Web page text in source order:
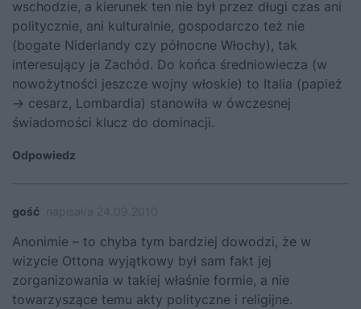
wschodzie, a kierunek ten nie był przez długi czas ani
politycznie, ani kulturalnie, gospodarczo też nie
(bogate Niderlandy czy północne Włochy), tak
interesujący ja Zachód. Do końca średniowiecza (w
nowożytności jeszcze wojny włoskie) to Italia (papież
-> cesarz, Lombardia) stanowiła w ówczesnej
świadomości klucz do dominacji.
Odpowiedz
gość
Anonimie – to chyba tym bardziej dowodzi, że w
wizycie Ottona wyjątkowy był sam fakt jej
zorganizowania w takiej właśnie formie, a nie
towarzyszące temu akty polityczne i religijne.